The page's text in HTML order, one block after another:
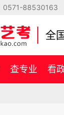
0571-88530163
全
查专业 看